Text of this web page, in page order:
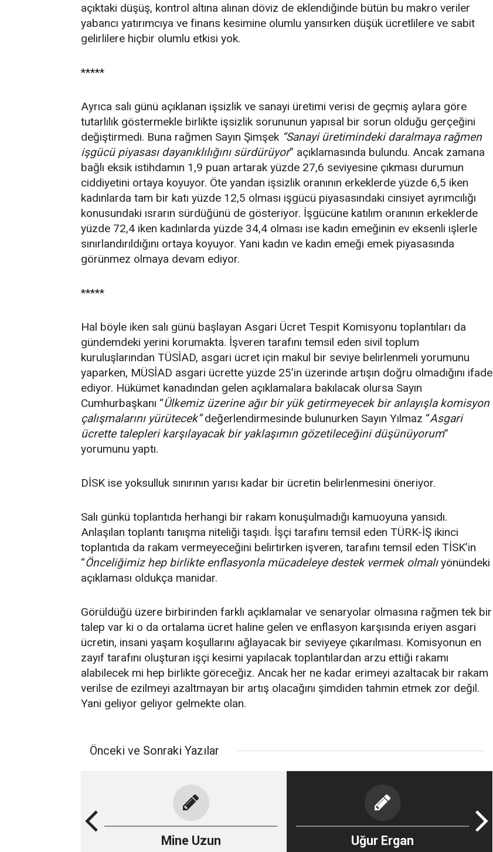
açıktaki düşüş, kontrol altına alınan döviz de eklendiğinde bütün bu makro veriler
yabancı yatırımcıya ve finans kesimine olumlu yansırken düşük ücretlilere ve sabit
gelirlilere hiçbir olumlu etkisi yok.
*****
Ayrıca salı günü açıklanan işsizlik ve sanayi üretimi verisi de geçmiş aylara göre
tutarlılık göstermekle birlikte işsizlik sorununun yapısal bir sorun olduğu gerçeğini
değiştirmedi. Buna rağmen Sayın Şimşek “Sanayi üretimindeki daralmaya rağmen
işgücü piyasası dayanıklılığını sürdürüyor” açıklamasında bulundu. Ancak zamana
bağlı eksik istihdamın 1,9 puan artarak yüzde 27,6 seviyesine çıkması durumun
ciddiyetini ortaya koyuyor. Öte yandan işsizlik oranının erkeklerde yüzde 6,5 iken
kadınlarda tam bir katı yüzde 12,5 olması işgücü piyasasındaki cinsiyet ayrımcılığı
konusundaki ısrarın sürdüğünü de gösteriyor. İşgücüne katılım oranının erkeklerde
yüzde 72,4 iken kadınlarda yüzde 34,4 olması ise kadın emeğinin ev eksenli işlerle
sınırlandırıldığını ortaya koyuyor. Yani kadın ve kadın emeği emek piyasasında
görünmez olmaya devam ediyor.
*****
Hal böyle iken salı günü başlayan Asgari Ücret Tespit Komisyonu toplantıları da
gündemdeki yerini korumakta. İşveren tarafını temsil eden sivil toplum
kuruluşlarından TÜSİAD, asgari ücret için makul bir seviye belirlenmeli yorumunu
yaparken, MÜSİAD asgari ücrette yüzde 25’in üzerinde artışın doğru olmadığını ifade
ediyor. Hükümet kanadından gelen açıklamalara bakılacak olursa Sayın
Cumhurbaşkanı “Ülkemiz üzerine ağır bir yük getirmeyecek bir anlayışla komisyon
çalışmalarını yürütecek”değerlendirmesinde bulunurken Sayın Yılmaz “Asgari
ücrette talepleri karşılayacak bir yaklaşımın gözetileceğini düşünüyorum”
yorumunu yaptı.
DİSK ise yoksulluk sınırının yarısı kadar bir ücretin belirlenmesini öneriyor.
Salı günkü toplantıda herhangi bir rakam konuşulmadığı kamuoyuna yansıdı.
Anlaşılan toplantı tanışma niteliği taşıdı. İşçi tarafını temsil eden TÜRK-İŞ ikinci
toplantıda da rakam vermeyeceğini belirtirken işveren, tarafını temsil eden TİSK’in
“Önceliğimiz hep birlikte enflasyonla mücadeleye destek vermek olmalıyönündeki
açıklaması oldukça manidar.
Görüldüğü üzere birbirinden farklı açıklamalar ve senaryolar olmasına rağmen tek bir
talep var ki o da ortalama ücret haline gelen ve enflasyon karşısında eriyen asgari
ücretin, insani yaşam koşullarını ağlayacak bir seviyeye çıkarılması. Komisyonun en
zayıf tarafını oluşturan işçi kesimi yapılacak toplantılardan arzu ettiği rakamı
alabilecek mi hep birlikte göreceğiz. Ancak her ne kadar erimeyi azaltacak bir rakam
verilse de ezilmeyi azaltmayan bir artış olacağını şimdiden tahmin etmek zor değil.
Yani geliyor geliyor gelmekte olan.
Önceki ve Sonraki Yazılar
Mine Uzun Uğur Ergan